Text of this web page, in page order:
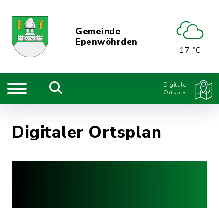
Gemeinde
Epenwöhrden
17 °C
Digitaler
Ortsplan
Digitaler Ortsplan